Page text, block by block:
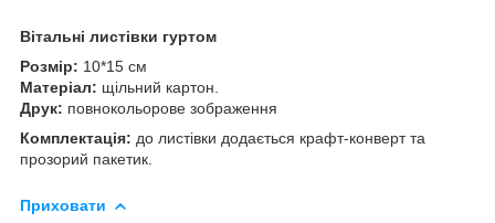
Вітальні листівки гуртом
Розмір: 10*15 см
Матеріал: щільний картон.
Друк: повнокольорове зображення
Комплектація: до листівки додається крафт-конверт та
прозорий пакетик.
Приховати